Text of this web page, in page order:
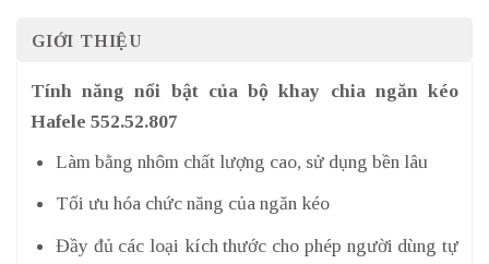
GIỚI THIỆU
Tính năng nổi bật của bộ khay chia ngăn kéo
Hafele 552.52.807
Làm bằng nhôm chất lượng cao, sử dụng bền lâu
Tối ưu hóa chức năng của ngăn kéo
Đầy đủ các loại kích thước cho phép người dùng tự